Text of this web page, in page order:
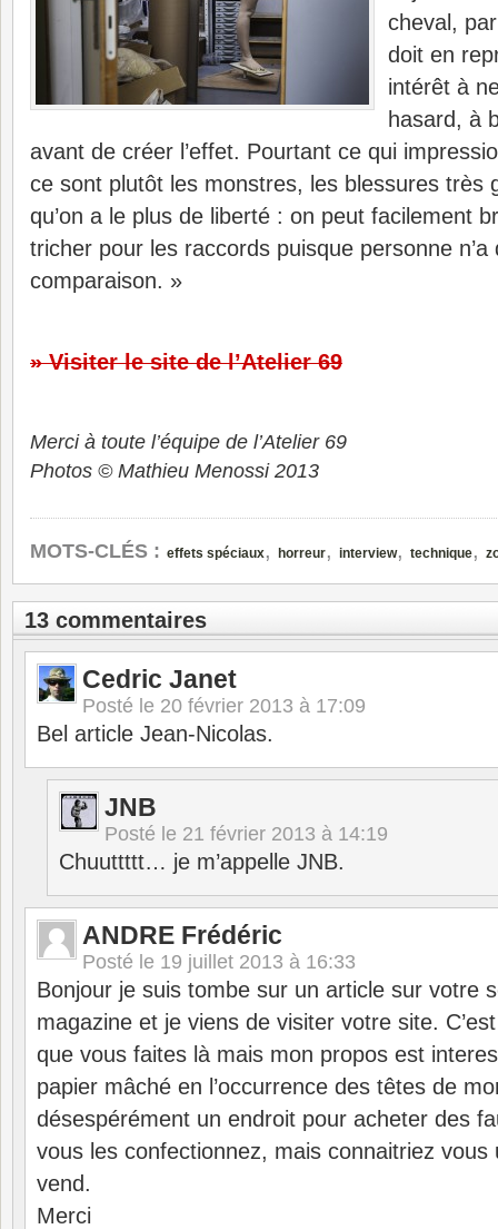
cheval,
doit en
intérêt à
hasard, à
avant de créer l’effet. Pourtant ce qui
ce sont plutôt les monstres, les blessures très
qu’on a le plus de liberté : on peut facilement
tricher pour les raccords puisque personne n’a
comparaison. »
» Visiter le site de l’Atelier 69
Merci à toute l’équipe de l’Atelier 69
Photos © Mathieu Menossi 2013
MOTS-CLÉS : effets spéciaux, horreur, interview, technique,
13 commentaires
Cedric Janet
Posté le 20 février 2013 à 17:09
Bel article Jean-Nicolas.
JNB
Posté le 21 février 2013 à 14:19
Chuuttttt… je m’appelle JNB.
ANDRE Frédéric
Posté le 19 juillet 2013 à 16:33
Bonjour je suis tombe sur un article sur votre
magazine et je viens de visiter votre site.
que vous faites là mais mon propos est
papier mâché en l’occurrence des têtes de
désespérément un endroit pour acheter des
vous les confectionnez, mais connaitriez vous
vend.
Merci